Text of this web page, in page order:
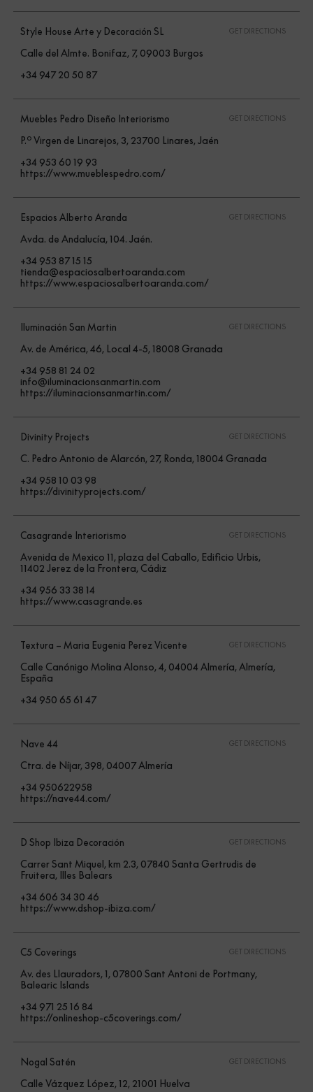
Style House Arte y Decoración SL GET DIRECTIONS
Calle del Almte. Bonifaz, 7, 09003 Burgos
+34 947 20 50 87
Muebles Pedro Diseño Interiorismo GET DIRECTIONS
P.º Virgen de Linarejos, 3, 23700 Linares, Jaén
+34 953 60 19 93
https://www.mueblespedro.com/
Espacios Alberto Aranda GET DIRECTIONS
Avda. de Andalucía, 104. Jaén.
+34 953 87 15 15
tienda@espaciosalbertoaranda.com
https://www.espaciosalbertoaranda.com/
Iluminación San Martin GET DIRECTIONS
Av. de América, 46, Local 4-5, 18008 Granada
+34 958 81 24 02
info@iluminacionsanmartin.com
https://iluminacionsanmartin.com/
Divinity Projects GET DIRECTIONS
C. Pedro Antonio de Alarcón, 27, Ronda, 18004 Granada
+34 958 10 03 98
https://divinityprojects.com/
Casagrande Interiorismo GET DIRECTIONS
Avenida de Mexico 11, plaza del Caballo, Edificio Urbis,
11402 Jerez de la Frontera, Cádiz
+34 956 33 38 14
https://www.casagrande.es
Textura – Maria Eugenia Perez Vicente GET DIRECTIONS
Calle Canónigo Molina Alonso, 4, 04004 Almería, Almería,
España
+34 950 65 61 47
Nave 44 GET DIRECTIONS
Ctra. de Níjar, 398, 04007 Almería
+34 950622958
https://nave44.com/
D Shop Ibiza Decoración GET DIRECTIONS
Carrer Sant Miquel, km 2.3, 07840 Santa Gertrudis de
Fruitera, Illes Balears
+34 606 34 30 46
https://www.dshop-ibiza.com/
C5 Coverings GET DIRECTIONS
Av. des Llauradors, 1, 07800 Sant Antoni de Portmany,
Balearic Islands
+34 971 25 16 84
https://onlineshop-c5coverings.com/
Nogal Satén GET DIRECTIONS
Calle Vázquez López, 12, 21001 Huelva